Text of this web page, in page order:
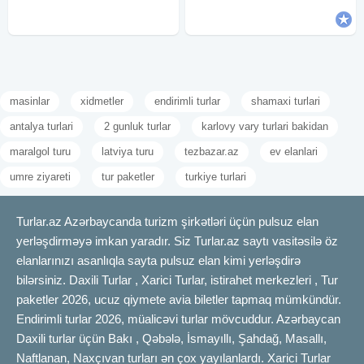
masinlar xidmetler endirimli turlar shamaxi turlari
antalya turlari 2 gunluk turlar karlovy vary turlari bakidan
maralgol turu latviya turu tezbazar.az ev elanlari
umre ziyareti tur paketler turkiye turlari
Turlar.az Azərbaycanda turizm şirkətləri üçün pulsuz elan
yerləşdirməyə imkan yaradır. Siz Turlar.az saytı vasitəsilə öz
elanlarınızı asanlıqla sayta pulsuz elan kimi yerləşdirə
bilərsiniz. Daxili Turlar , Xarici Turlar, istirahet merkezleri , Tur
paketler 2026, ucuz qiymete avia biletler tapmaq mümkündür.
Endirimli turlar 2026, müalicəvi turlar mövcuddur. Azərbaycan
Daxili turlar üçün Bakı , Qəbələ, İsmayıllı, Şahdağ, Masallı,
Naftlanan, Naxçıvan turları ən çox yayılanlardı. Xarici Turlar